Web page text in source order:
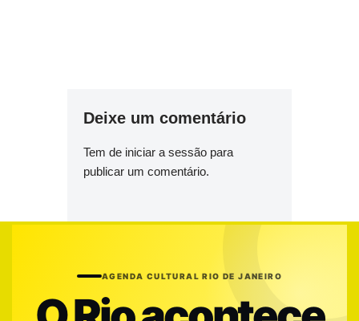
Deixe um comentário
Tem de iniciar a sessão para
publicar um comentário.
AGENDA CULTURAL RIO DE JANEIRO